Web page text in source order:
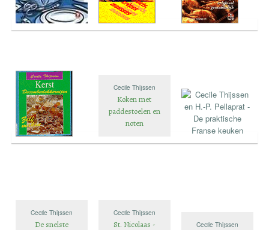
Cecile Thijssen
Koken met
paddestoelen en
noten
Cecile Thijssen
De snelste
Cecile Thijssen
St. Nicolaas -
Cecile Thijssen